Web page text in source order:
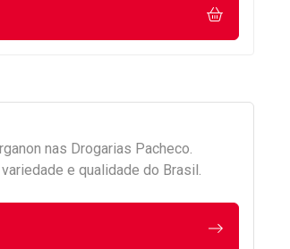
nas Drogarias Pacheco.
e qualidade do Brasil.